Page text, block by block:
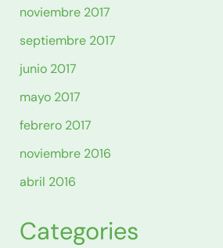
noviembre 2017
septiembre 2017
junio 2017
mayo 2017
febrero 2017
noviembre 2016
abril 2016
Categories